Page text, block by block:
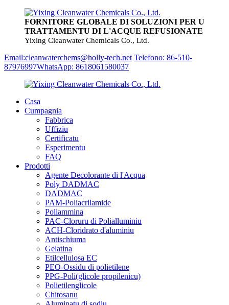
FORNITORE GLOBALE DI SOLUZIONI PER U
TRATTAMENTU DI L'ACQUE REFUSIONATE
Yixing Cleanwater Chemicals Co., Ltd.
Email:cleanwaterchems@holly-tech.net Telefono: 86-510-
87976997WhatsApp: 8618061580037
Casa
Cumpagnia
Fabbrica
Uffiziu
Certificatu
Esperimentu
FAQ
Prodotti
Agente Decolorante di l'Acqua
Poly DADMAC
DADMAC
PAM-Poliacrilamide
Poliammina
PAC-Cloruru di Polialluminiu
ACH-Cloridrato d'aluminiu
Antischiuma
Gelatina
Etilcellulosa EC
PEO-Ossidu di polietilene
PPG-Poli(glicole propilenicu)
Polietilenglicole
Chitosanu